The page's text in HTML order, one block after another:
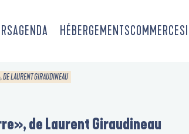
AGENDA HÉBERGEMENTSCOMMERCES
LAURENT GIRAUDINEAU
de Laurent Giraudineau